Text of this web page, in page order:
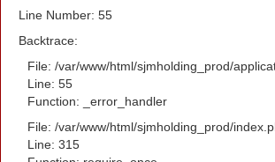
Line Number: 55
Backtrace:
File: /var/www/html/sjmholding_prod/
Line: 55
Function: _error_handler
File: /var/www/html/sjmholding_prod/
Line: 315